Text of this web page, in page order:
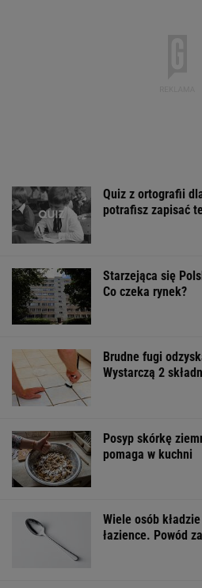
Quiz z ortografii
potrafisz zapisać
Starzejąca się
Co czeka rynek?
Brudne fugi
Wystarczą 2
Posyp skórkę
pomaga w kuchni
Wiele osób
łazience. Powód